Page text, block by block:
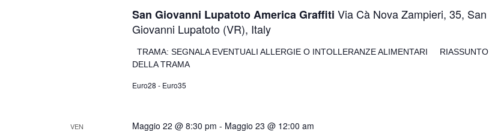
San Giovanni Lupatoto America Graffiti Via Cà Nova Zampieri, 35, San
Giovanni Lupatoto (VR), Italy
TRAMA: SEGNALA EVENTUALI ALLERGIE O INTOLLERANZE ALIMENTARI RIASSUNTO
DELLA TRAMA
Euro28 - Euro35
VEN Maggio 22 @ 8:30 pm - Maggio 23 @ 12:00 am